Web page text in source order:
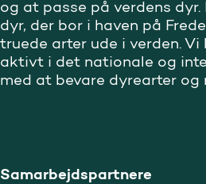
og at passe på verdens
dyr, der bor i haven på
truede arter ude i verden.
aktivt i det nationale og
med at bevare dyrearter og
Samarbejdspartnere